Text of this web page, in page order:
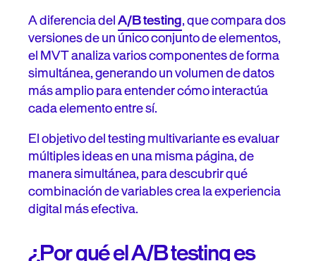
A diferencia delA/B testing, que compara dos
versiones de un único conjunto de elementos,
el MVT analiza varios componentes de forma
simultánea, generando un volumen de datos
más amplio para entender cómo interactúa
cada elemento entre sí.
El objetivo del testing multivariante es evaluar
múltiples ideas en una misma página, de
manera simultánea, para descubrir qué
combinación de variables crea la experiencia
digital más efectiva.
¿Por qué el A/B testing es